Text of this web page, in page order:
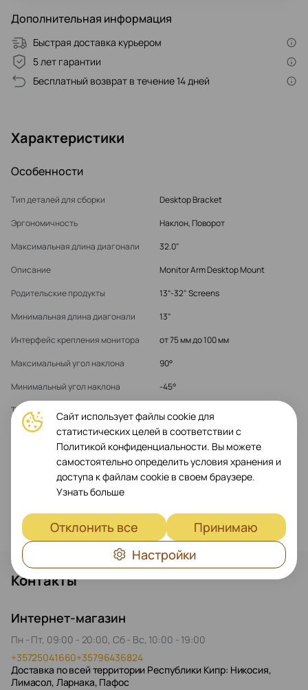
Дополнительная информация
Быстрая доставка курьером
5 лет гарантии
Бесплатный возврат в течение 14 дней
Характеристики
Особенности
Тип деталей для сборки
Desktop Bracket
Эргономичность
Наклон, Поворот
Максимальная длина диагонали
32.0"
Описание
Monitor Arm Desktop Mount
Родительские продукты
13”-32" Screens
Минимальная длина диагонали
13"
Интерфейс крепления монитора
от 75 мм до 100 мм
Максимальный угол наклона
90°
Минимальный угол наклона
-45°
Тип продукта
Крепежное оборудование
Показать больше
Контакты
Интернет-магазин
Пн - Пт, 09:00 - 20:00, Сб - Вс, 10:00 - 19:00
+35725041660+35796436824
Доставка по всей территории Республики Кипр: Никосия,
Лимасол, Ларнака, Пафос
Сайт использует файлы cookie для
статистических целей в соответствии с
Политикой конфиденциальности. Вы можете
самостоятельно определить условия хранения и
доступа к файлам cookie в своем браузере.
Узнать больше
Отклонить все
Принимаю
Настройки